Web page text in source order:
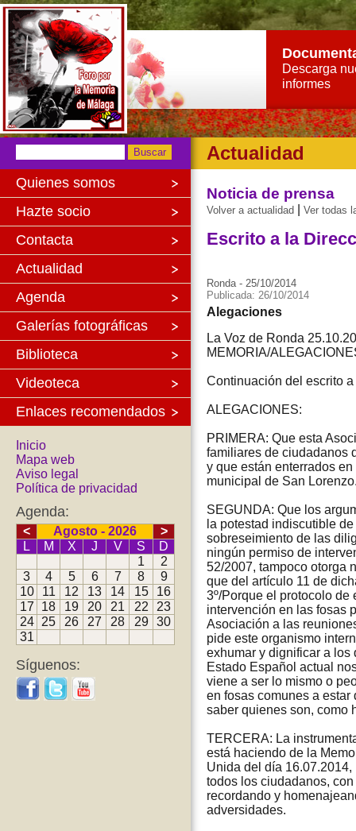
Descarga
informes
Quienes somos
Hazte socio
Contacta
Actualidad
Agenda
Galerías fotográficas
Biblioteca
Videoteca
Enlaces recomendados
Inicio
Mapa web
Aviso legal
Política de privacidad
Agenda:
< Agosto - 2026
>
L
M X J V S
D
1
2
3
4 5 6 7 8
9
10
11 12 13 14 15
16
17
18 19 20 21 22
23
24
25 26 27 28 29
30
31
Síguenos:
Actualidad
Noticia de prensa
Volver a actualidad Ver todas
Escrito a la
Ronda - 25/10/2014
Publicada: 26/10/2014
Alegaciones
La Voz de Ronda
MEMORIA/
Continuación del escrito
ALEGACIONES:
PRIMERA: Que esta
familiares de ciudadanos
y que están enterrados
municipal de San
SEGUNDA: Que los
la potestad indiscutible
sobreseimiento de las
ningún permiso de
52/2007, tampoco otorga
que del artículo 11 de
3º/Porque el protocolo
intervención en las fosas
Asociación a las
pide este organismo
exhumar y dignificar a los
Estado Español actual
viene a ser lo mismo o
en fosas comunes a
saber quienes son, como
TERCERA: La
está haciendo de la
Unida del día
todos los ciudadanos,
recordando y
adversidades.